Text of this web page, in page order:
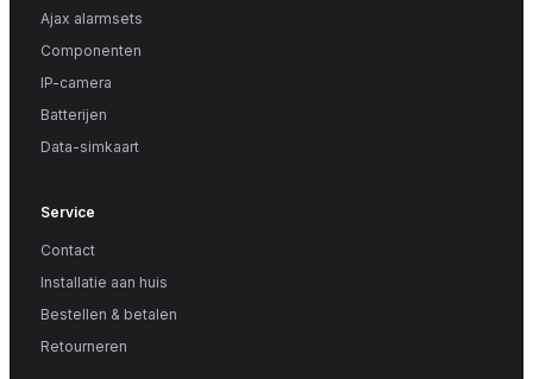
Ajax alarmsets
Componenten
IP-camera
Batterijen
Data-simkaart
Service
Contact
Installatie aan huis
Bestellen & betalen
Retourneren